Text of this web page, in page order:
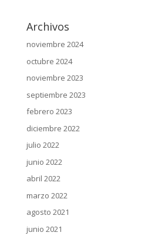
Archivos
noviembre 2024
octubre 2024
noviembre 2023
septiembre 2023
febrero 2023
diciembre 2022
julio 2022
junio 2022
abril 2022
marzo 2022
agosto 2021
junio 2021